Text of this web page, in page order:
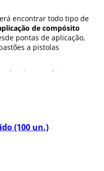
encontrar todo tipo de
de compósito
pontas de aplicação,
a pistolas
de compósito
(100 un.)